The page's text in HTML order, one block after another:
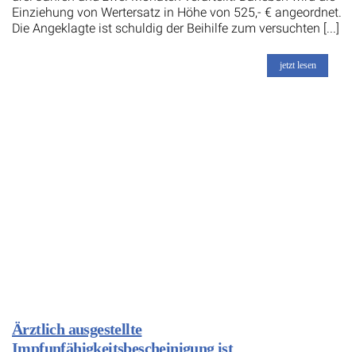
Einziehung von Wertersatz in Höhe von 525,- € angeordnet.
Die Angeklagte ist schuldig der Beihilfe zum versuchten [...]
jetzt lesen
Ärztlich ausgestellte
Impfunfähigkeitsbescheinigung ist